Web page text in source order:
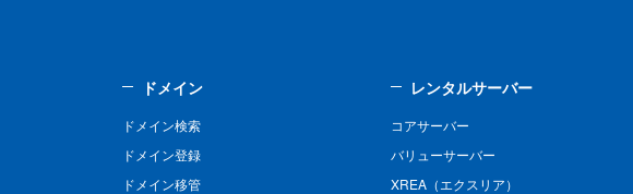
ドメイン
ドメイン検索
ドメイン登録
ドメイン移管
レンタルサーバー
コアサーバー
バリューサーバー
XREA（エクスリア）